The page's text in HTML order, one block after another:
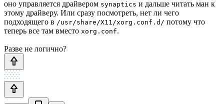
оно управляется драйвером synaptics и дальше читать ман к
этому драйверу. Или сразу посмотреть, нет ли чего
подходящего в /usr/share/X11/xorg.conf.d/ потому что
теперь все там вместо xorg.conf.
Разве не логично?